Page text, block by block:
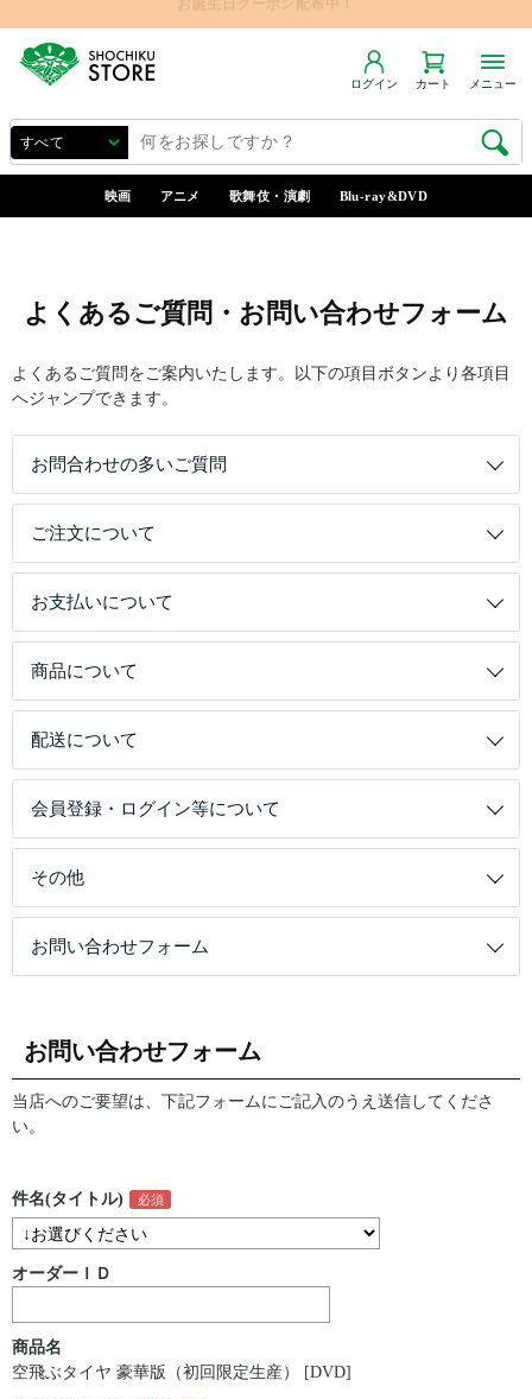
ログイン カート メニュー
映画 アニメ 歌舞伎・演劇 Blu-ray&DVD
よくあるご質問・お問い合わせフォーム
よくあるご質問をご案内いたします。以下の項目ボタンより各項目
へジャンプできます。
お問合わせの多いご質問
ご注文について
お支払いについて
商品について
配送について
会員登録・ログイン等について
その他
お問い合わせフォーム
お問い合わせフォーム
当店へのご要望は、下記フォームにご記入のうえ送信してくださ
い。
件名(タイトル)
オーダーＩＤ
商品名
空飛ぶタイヤ 豪華版（初回限定生産） [DVD]